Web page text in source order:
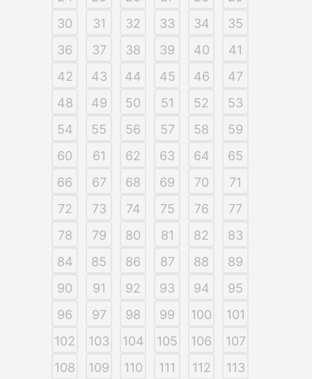
30
31 32 33 34
35
36
37 38 39 40
41
42
43 44 45 46
47
48
49 50 51 52
53
54
55 56 57 58
59
60
61 62 63 64
65
66
67 68 69 70
71
72
73 74 75 76
77
78
79 80 81 82
83
84
85 86 87 88
89
90
91 92 93 94
95
96
97 98 99 100
101
102
103 104 105 106
107
108
109 110 111 112
113